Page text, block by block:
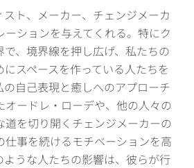
ト、メーカー、チェンジメーカ
ーションを与えてくれる。特にク
で、境界線を押し広げ、私たちの
スペースを作っている人たちを
自己表現と癒しへのアプローチ
オードレ・ローデや、他の人々の
道を切り開くチェンジメーカーの
仕事を続けるモチベーションを高
ような人たちの影響は、彼らが行